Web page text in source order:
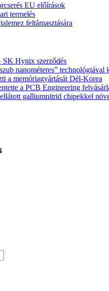
EU előírások
termelés
feltámasztására
Hynix szerződés
nanométeres” technológiával
a memóriagyártását Dél-Korea
a PCB Engineering
galliumnitrid chipekkel